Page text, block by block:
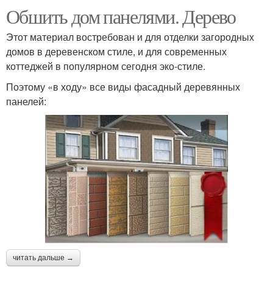
Обшить дом панелями. Дерево
Этот материал востребован и для отделки загородных
домов в деревенском стиле, и для современных
коттеджей в популярном сегодня эко-стиле.
Поэтому «в ходу» все виды фасадный деревянных
панелей:
читать дальше →